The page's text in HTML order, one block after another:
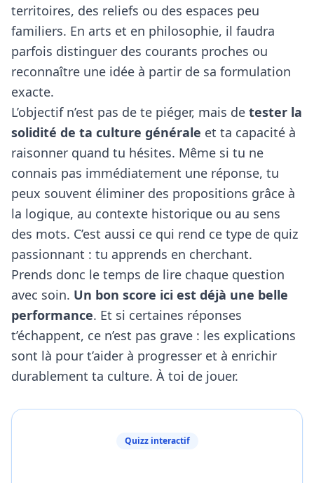
territoires, des reliefs ou des espaces peu
familiers. En arts et en philosophie, il faudra
parfois distinguer des courants proches ou
reconnaître une idée à partir de sa formulation
exacte.
L’objectif n’est pas de te piéger, mais de tester la
solidité de ta culture générale et ta capacité à
raisonner quand tu hésites. Même si tu ne
connais pas immédiatement une réponse, tu
peux souvent éliminer des propositions grâce à
la logique, au contexte historique ou au sens
des mots. C’est aussi ce qui rend ce type de quiz
passionnant : tu apprends en cherchant.
Prends donc le temps de lire chaque question
avec soin. Un bon score ici est déjà une belle
performance. Et si certaines réponses
t’échappent, ce n’est pas grave : les explications
sont là pour t’aider à progresser et à enrichir
durablement ta culture. À toi de jouer.
Quizz interactif